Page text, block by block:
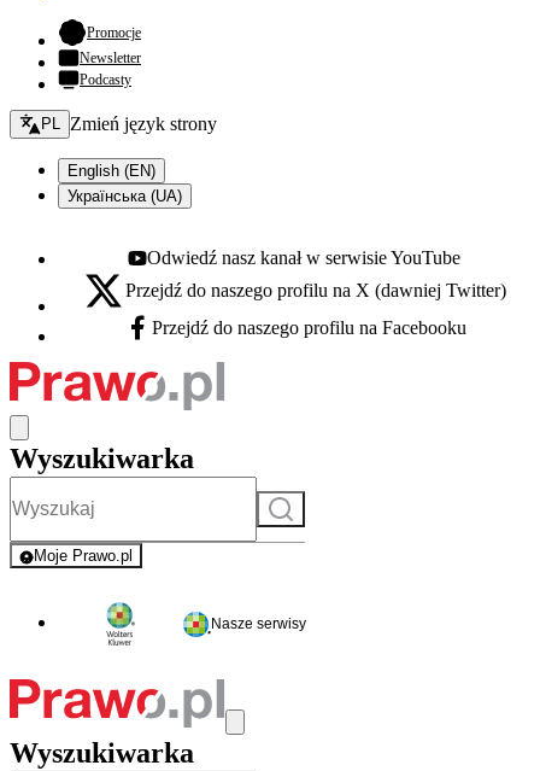
Promocje- otwiera się w nowej karcie
Newsletter
Podcasty
Zmień język - bieżący:
PL Zmień język strony
English (EN)
Українська (UA)
Youtube - otwiera się w nowej karcie
Odwiedź nasz kanał w serwisie YouTube
X - otwiera się w nowej karcie
Przejdź do naszego profilu na X (dawniej Twitter)
Facebook - otwiera się w nowej karcie
Przejdź do naszego profilu na Facebooku
Wyszukiwarka
Szukaj
Moje Prawo.pl
- rejestracja i logowanie do serwisu
Nasze serwisy
Wyszukiwarka